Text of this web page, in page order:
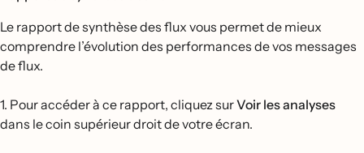
Le rapport de synthèse des flux vous permet de mieux
comprendre l’évolution des performances de vos messages
de flux.
1. Pour accéder à ce rapport, cliquez surVoir les analyses
dans le coin supérieur droit de votre écran.